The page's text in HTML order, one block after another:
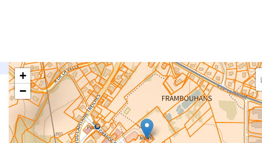
+
−Saisissez les surfaces aménagées par le projet
Surfaces à prendre en compte : bâti, voirie, espaces verts,
remblais et bassins — impacts définitifs et temporaires